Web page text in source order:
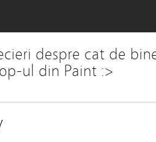
despre cat de
ul din Paint :>